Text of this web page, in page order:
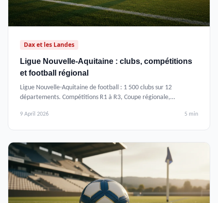
Dax et les Landes
Ligue Nouvelle-Aquitaine : clubs, compétitions
et football régional
Ligue Nouvelle-Aquitaine de football : 1 500 clubs sur 12
départements. Compétitions R1 à R3, Coupe régionale,
9 April 2026 5 min